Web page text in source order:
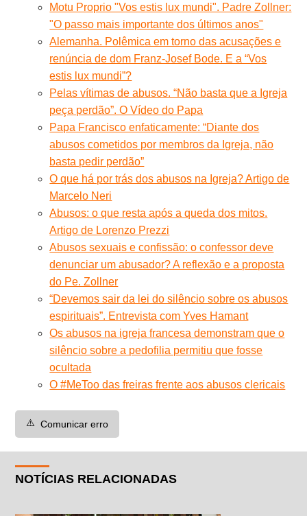
Motu Proprio "Vos estis lux mundi". Padre Zollner:
"O passo mais importante dos últimos anos"
Alemanha. Polêmica em torno das acusações e
renúncia de dom Franz-Josef Bode. E a “Vos
estis lux mundi”?
Pelas vítimas de abusos. “Não basta que a Igreja
peça perdão”. O Vídeo do Papa
Papa Francisco enfaticamente: “Diante dos
abusos cometidos por membros da Igreja, não
basta pedir perdão”
O que há por trás dos abusos na Igreja? Artigo de
Marcelo Neri
Abusos: o que resta após a queda dos mitos.
Artigo de Lorenzo Prezzi
Abusos sexuais e confissão: o confessor deve
denunciar um abusador? A reflexão e a proposta
do Pe. Zollner
“Devemos sair da lei do silêncio sobre os abusos
espirituais”. Entrevista com Yves Hamant
Os abusos na igreja francesa demonstram que o
silêncio sobre a pedofilia permitiu que fosse
ocultada
O #MeToo das freiras frente aos abusos clericais
⚠️ Comunicar erro
NOTÍCIAS RELACIONADAS